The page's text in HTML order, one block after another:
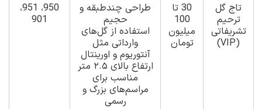
تاج گل
ترحیم
تشریفاتی
(VIP)
30 تا
100
میلیون
تومان
طراحی چندطبقه و
حجیم
استفاده از گل‌های
وارداتی مثل
آنتوریوم و اورینتال
ارتفاع بالای ۲.۵ متر
مناسب برای
مراسم‌های بزرگ و
رسمی
950، 951،
901